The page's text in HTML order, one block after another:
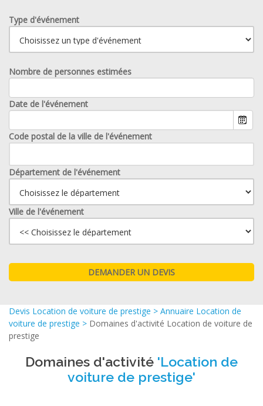
Type d'événement
Nombre de personnes estimées
Date de l'événement
Code postal de la ville de l'événement
Département de l'événement
Ville de l'événement
Devis Location de voiture de prestige > Annuaire Location de
voiture de prestige > Domaines d'activité Location de voiture de
prestige
Domaines d'activité 'Location de
voiture de prestige'